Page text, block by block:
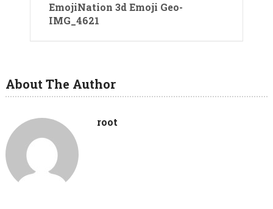
EmojiNation 3d Emoji Geo-
IMG_4621
About The Author
root